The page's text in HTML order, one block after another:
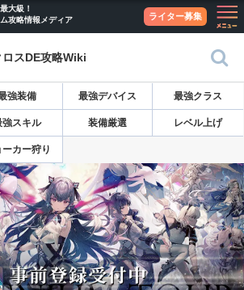
大級！
攻略情報メディア
ライター募集
スDE攻略Wiki
強装備 最強デバイス 最強クラス
強スキル 装備厳選 レベル上げ
ーカー狩り